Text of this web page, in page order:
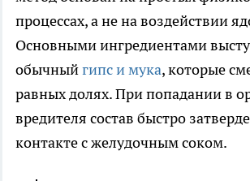
процессах, а не на воздействии
Основными ингредиентами
обычныйгипс и мука, которые
равных долях. При попадании в
вредителя состав быстро
контакте с желудочным соком.